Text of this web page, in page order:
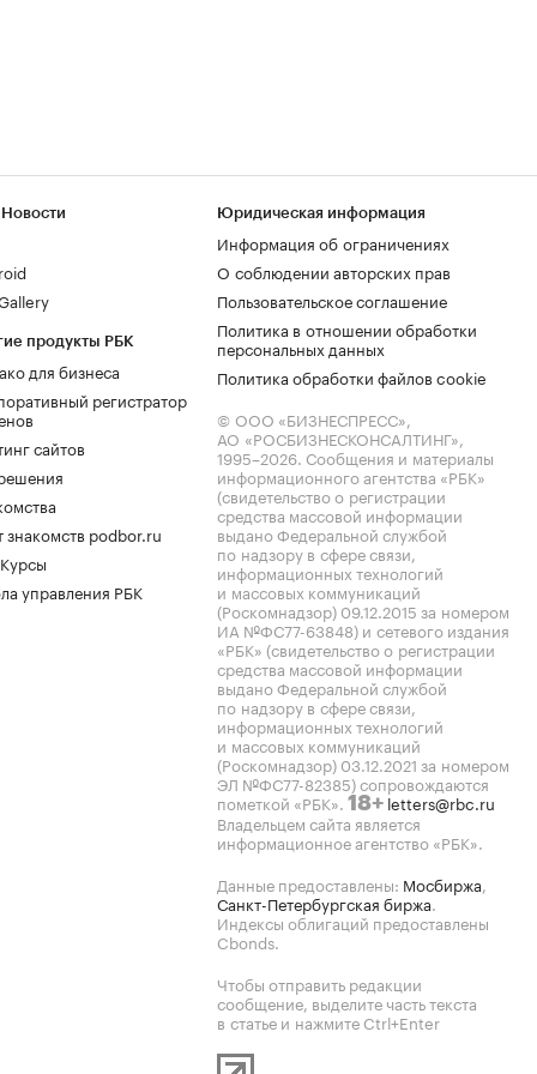
продукты РБК
для бизнеса
регистратор
сайтов
знакомств podbor.ru
управления РБК
Юридическая информация
Информация об ограничениях
О соблюдении авторских прав
Пользовательское соглашение
Политика в отношении обработки
персональных данных
Политика обработки файлов cookie
© ООО «БИЗНЕСПРЕСС»,
АО «РОСБИЗНЕСКОНСАЛТИНГ»,
1995–2026. Сообщения и материалы
информационного агентства «РБК»
(свидетельство о регистрации
средства массовой информации
выдано Федеральной службой
по надзору в сфере связи,
информационных технологий
и массовых коммуникаций
(Роскомнадзор) 09.12.2015 за номером
ИА №ФС77-63848) и сетевого издания
«РБК» (свидетельство о регистрации
средства массовой информации
выдано Федеральной службой
по надзору в сфере связи,
информационных технологий
и массовых коммуникаций
(Роскомнадзор) 03.12.2021 за номером
ЭЛ №ФС77-82385) сопровождаются
пометкой «РБК». 18+ letters@rbc.ru
Владельцем сайта является
информационное агентство «РБК».
Данные предоставлены: Мосбиржа,
Санкт-Петербургская биржа.
Индексы облигаций предоставлены
Cbonds.
Чтобы отправить редакции
сообщение, выделите часть текста
в статье и нажмите Ctrl+Enter